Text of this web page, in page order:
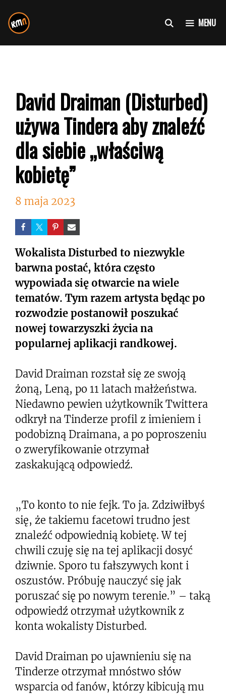
do
treści
MENU
David Draiman (Disturbed)
używa Tindera aby znaleźć
dla siebie „właściwą
kobietę”
8 maja 2023
Wokalista Disturbed to niezwykle
barwna postać, która często
wypowiada się otwarcie na wiele
tematów. Tym razem artysta będąc po
rozwodzie postanowił poszukać
nowej towarzyszki życia na
popularnej aplikacji randkowej.
David Draiman rozstał się ze swoją
żoną, Leną, po 11 latach małżeństwa.
Niedawno pewien użytkownik Twittera
odkrył na Tinderze profil z imieniem i
podobizną Draimana, a po poproszeniu
o zweryfikowanie otrzymał
zaskakującą odpowiedź.
„To konto to nie fejk. To ja. Zdziwiłbyś
się, że takiemu facetowi trudno jest
znaleźć odpowiednią kobietę. W tej
chwili czuję się na tej aplikacji dosyć
dziwnie. Sporo tu fałszywych kont i
oszustów. Próbuję nauczyć się jak
poruszać się po nowym terenie.” – taką
odpowiedź otrzymał użytkownik z
konta wokalisty Disturbed.
David Draiman po ujawnieniu się na
Tinderze otrzymał mnóstwo słów
wsparcia od fanów, którzy kibicują mu